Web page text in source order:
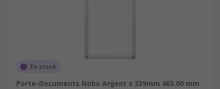
En stock
Porte-Documents Nobo Argent x 339mm 463.00 mm